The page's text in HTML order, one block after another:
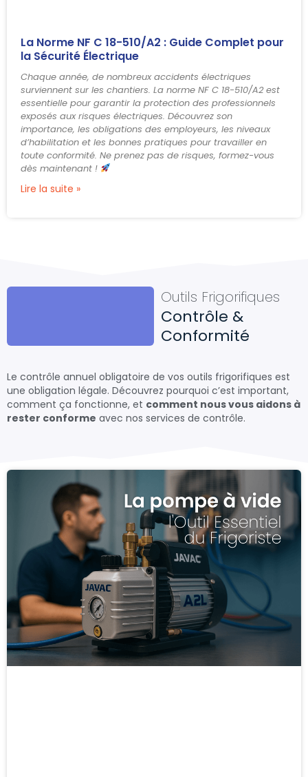
La Norme NF C 18-510/A2 : Guide Complet pour
la Sécurité Électrique
Chaque année, de nombreux accidents électriques
surviennent sur les chantiers. La norme NF C 18-510/A2 est
essentielle pour garantir la protection des professionnels
exposés aux risques électriques. Découvrez son
importance, les obligations des employeurs, les niveaux
d’habilitation et les bonnes pratiques pour travailler en
toute conformité. Ne prenez pas de risques, formez-vous
dès maintenant !
Lire la suite »
Outils Frigorifiques
Contrôle &
Conformité
Le contrôle annuel obligatoire de vos outils frigorifiques est
une obligation légale. Découvrez pourquoi c’est important,
comment ça fonctionne, et comment nous vous aidons à
rester conforme avec nos services de contrôle.